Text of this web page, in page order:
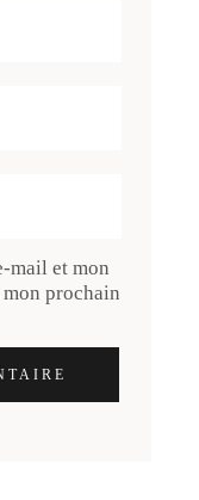
mail et mon
prochain